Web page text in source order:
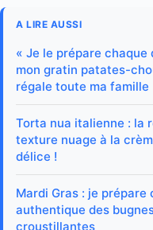
A LIRE AUSSI
« Je le prépare chaque
mon gratin patates-
régale toute ma famille
Torta nua italienne : la
texture nuage à la
délice !
Mardi Gras : je
authentique des
croustillantes